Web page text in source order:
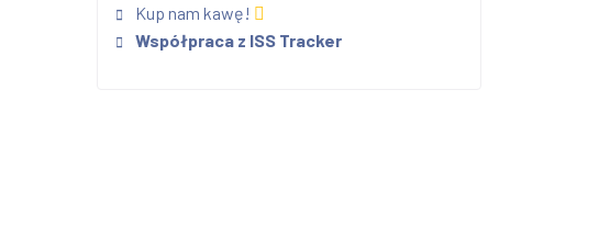
Kup nam kawę!
Współpraca z ISS Tracker